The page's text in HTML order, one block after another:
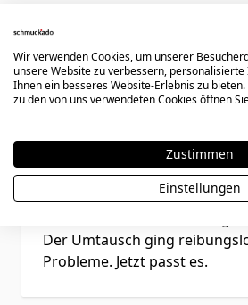
Tobias 11.
Der Umtausch ging
Probleme. Jetzt passt es.
Wir verwenden Cookies, um unserer
unsere Website zu verbessern,
Ihnen ein besseres Website-Erlebnis zu
zu den von uns verwendeten Cookies öffnen
Zustimmen
Einstellungen